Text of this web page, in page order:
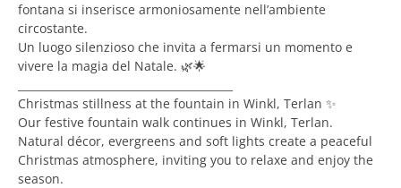
fontana si inserisce armoniosamente nell’ambiente
circostante.
Un luogo silenzioso che invita a fermarsi un momento e
vivere la magia del Natale. 🌿🌟
Christmas stillness at the fountain in Winkl, Terlan ✨
Our festive fountain walk continues in Winkl, Terlan.
Natural décor, evergreens and soft lights create a peaceful
Christmas atmosphere, inviting you to relaxe and enjoy the
season.